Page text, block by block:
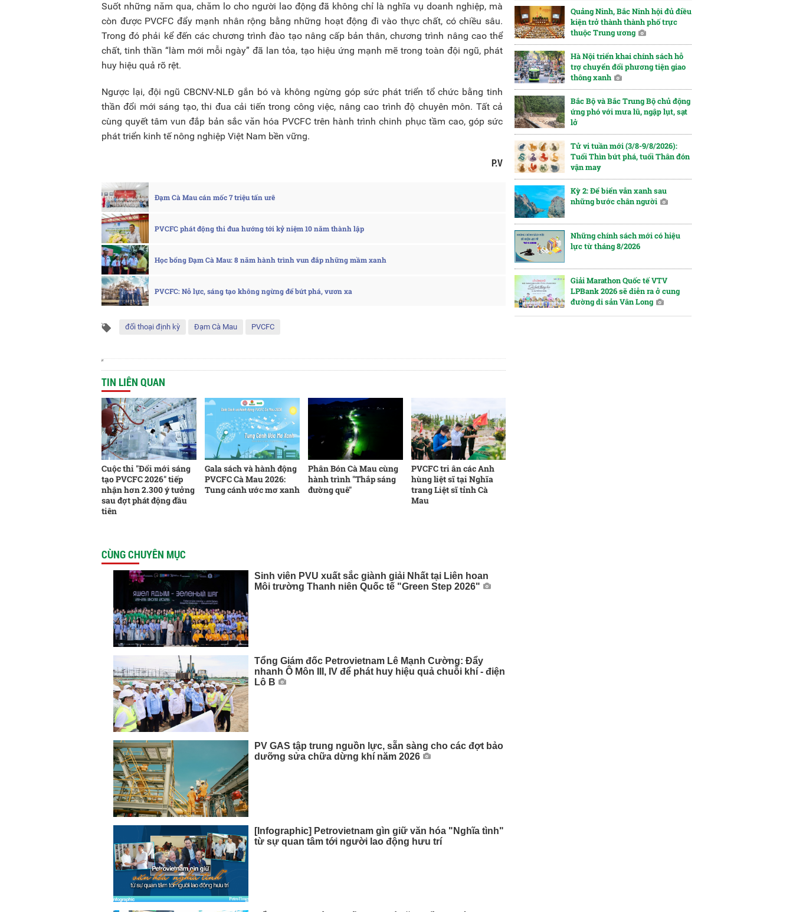
Suốt những năm qua, chăm lo cho người lao động đã không chỉ là nghĩa vụ doanh nghiệp, mà
còn được PVCFC đẩy mạnh nhân rộng bằng những hoạt động đi vào thực chất, có chiều sâu.
Trong đó phải kể đến các chương trình đào tạo nâng cấp bản thân, chương trình nâng cao thể
chất, tinh thần “làm mới mỗi ngày” đã lan tỏa, tạo hiệu ứng mạnh mẽ trong toàn đội ngũ, phát
huy hiệu quả rõ rệt.
Ngược lại, đội ngũ CBCNV-NLĐ gắn bó và không ngừng góp sức phát triển tổ chức bằng tinh
thần đổi mới sáng tạo, thi đua cải tiến trong công việc, nâng cao trình độ chuyên môn. Tất cả
cùng quyết tâm vun đắp bản sắc văn hóa PVCFC trên hành trình chinh phục tầm cao, góp sức
phát triển kinh tế nông nghiệp Việt Nam bền vững.
P.V
Đạm Cà Mau cán mốc 7 triệu tấn urê
PVCFC phát động thi đua hướng tới kỷ niệm 10 năm thành lập
Học bổng Đạm Cà Mau: 8 năm hành trình vun đắp những mầm xanh
PVCFC: Nỗ lực, sáng tạo không ngừng để bứt phá, vươn xa
đối thoại định kỳ Đạm Cà Mau PVCFC
TIN LIÊN QUAN
Cuộc thi "Đổi mới sáng
tạo PVCFC 2026" tiếp
nhận hơn 2.300 ý tưởng
sau đợt phát động đầu
tiên
Gala sách và hành động
PVCFC Cà Mau 2026:
Tung cánh ước mơ xanh
Phân Bón Cà Mau cùng
hành trình "Thắp sáng
đường quê"
PVCFC tri ân các Anh
hùng liệt sĩ tại Nghĩa
trang Liệt sĩ tỉnh Cà
Mau
CÙNG CHUYÊN MỤC
Sinh viên PVU xuất sắc giành giải Nhất tại Liên hoan
Môi trường Thanh niên Quốc tế "Green Step 2026"
Tổng Giám đốc Petrovietnam Lê Mạnh Cường: Đẩy
nhanh Ô Môn III, IV để phát huy hiệu quả chuỗi khí - điện
Lô B
PV GAS tập trung nguồn lực, sẵn sàng cho các đợt bảo
dưỡng sửa chữa dừng khí năm 2026
[Infographic] Petrovietnam gìn giữ văn hóa "Nghĩa tình"
từ sự quan tâm tới người lao động hưu trí
Quảng Ninh, Bắc Ninh hội đủ điều
kiện trở thành thành phố trực
thuộc Trung ương
Hà Nội triển khai chính sách hỗ
trợ chuyển đổi phương tiện giao
thông xanh
Bắc Bộ và Bắc Trung Bộ chủ động
ứng phó với mưa lũ, ngập lụt, sạt
lở
Tử vi tuần mới (3/8-9/8/2026):
Tuổi Thìn bứt phá, tuổi Thân đón
vận may
Kỳ 2: Để biển vẫn xanh sau
những bước chân người
Những chính sách mới có hiệu
lực từ tháng 8/2026
Giải Marathon Quốc tế VTV
LPBank 2026 sẽ diễn ra ở cung
đường di sản Vân Long